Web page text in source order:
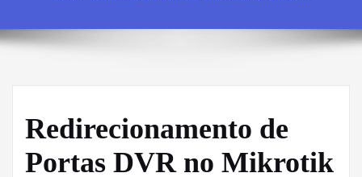
Redirecionamento de
Portas DVR no Mikrotik